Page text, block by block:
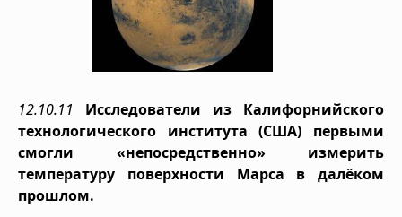
12.10.11 Исследователи из Калифорнийского
технологического института (США) первыми
смогли «непосредственно» измерить
температуру поверхности Марса в далёком
прошлом.